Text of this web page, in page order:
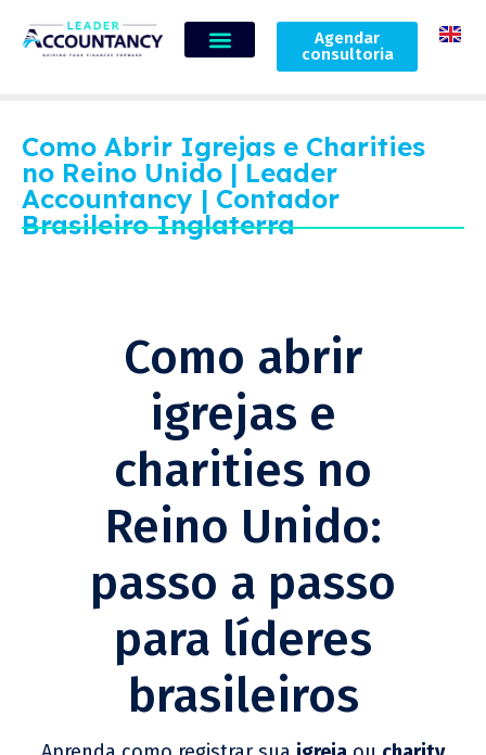
Agendar
consultoria
Como Abrir Igrejas e Charities
no Reino Unido | Leader
Accountancy | Contador
Brasileiro Inglaterra
Como abrir
igrejas e
charities no
Reino Unido:
passo a passo
para líderes
brasileiros